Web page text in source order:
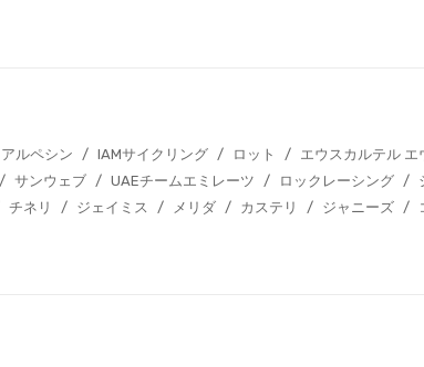
ルペシン / IAMサイクリング / ロット / エウスカルテル エ
/ サンウェブ / UAEチームエミレーツ / ロックレーシング /
チネリ / ジェイミス / メリダ / カステリ / ジャニーズ /